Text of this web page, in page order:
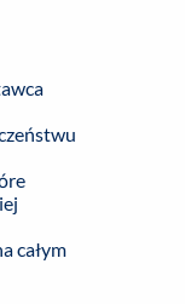
całym